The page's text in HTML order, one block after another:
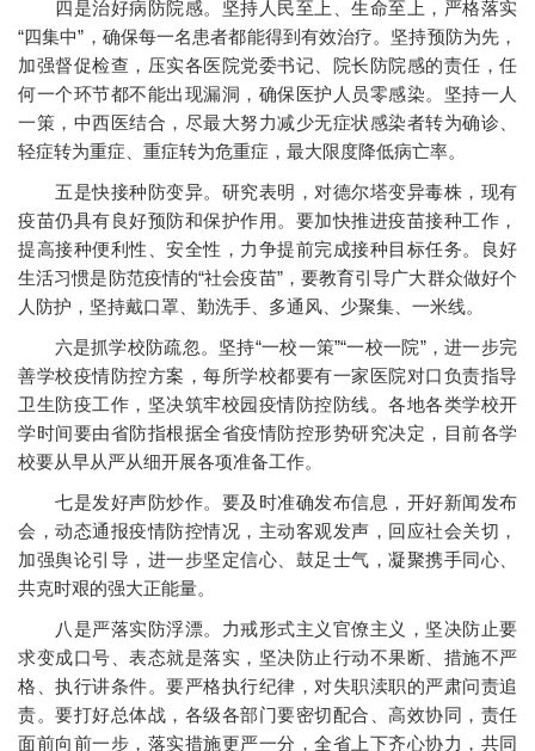
四是治好病防院感。坚持人民至上、生命至上，严格落实
“四集中”，确保每一名患者都能得到有效治疗。坚持预防为先，
加强督促检查，压实各医院党委书记、院长防院感的责任，任
何一个环节都不能出现漏洞，确保医护人员零感染。坚持一人
一策，中西医结合，尽最大努力减少无症状感染者转为确诊、
轻症转为重症、重症转为危重症，最大限度降低病亡率。
五是快接种防变异。研究表明，对德尔塔变异毒株，现有
疫苗仍具有良好预防和保护作用。要加快推进疫苗接种工作，
提高接种便利性、安全性，力争提前完成接种目标任务。良好
生活习惯是防范疫情的“社会疫苗”，要教育引导广大群众做好个
人防护，坚持戴口罩、勤洗手、多通风、少聚集、一米线。
六是抓学校防疏忽。坚持“一校一策”“一校一院”，进一步完
善学校疫情防控方案，每所学校都要有一家医院对口负责指导
卫生防疫工作，坚决筑牢校园疫情防控防线。各地各类学校开
学时间要由省防指根据全省疫情防控形势研究决定，目前各学
校要从早从严从细开展各项准备工作。
七是发好声防炒作。要及时准确发布信息，开好新闻发布
会，动态通报疫情防控情况，主动客观发声，回应社会关切，
加强舆论引导，进一步坚定信心、鼓足士气，凝聚携手同心、
共克时艰的强大正能量。
八是严落实防浮漂。力戒形式主义官僚主义，坚决防止要
求变成口号、表态就是落实，坚决防止行动不果断、措施不严
格、执行讲条件。要严格执行纪律，对失职渎职的严肃问责追
责。要打好总体战，各级各部门要密切配合、高效协同，责任
面前向前一步，落实措施更严一分，全省上下齐心协力，共同